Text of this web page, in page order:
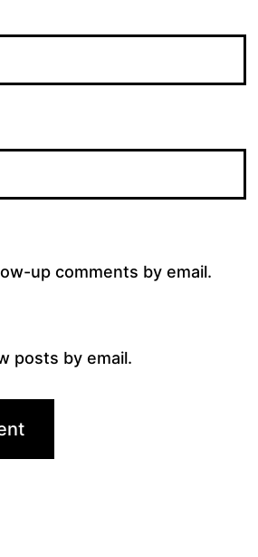
up comments by email.
posts by email.